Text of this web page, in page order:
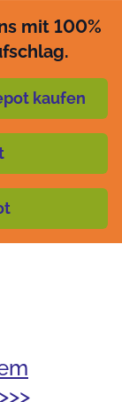
mit 100%
kaufen